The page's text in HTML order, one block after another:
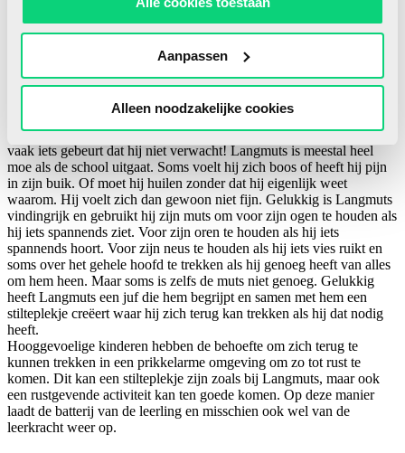
Aanpassen
Alleen noodzakelijke cookies
Langmuts op school
De Langmuts-reeks is geschreven voor alle kleine helden die hun
plek vinden in een woelige wereld. Langmuts vindt het leuk om op
om mooie werkjes te maken, om met zijn vriendjes te praten en te
spelen op het plein. Maar er zijn ook dingen die Langmuts niet zo
leuk vindt. Dat het zo warm is in de klas of juist heel koud. Dat er
altijd lawaai is. Dat de juf soms met een boze stem praat. En dat er
vaak iets gebeurt dat hij niet verwacht! Langmuts is meestal heel
moe als de school uitgaat. Soms voelt hij zich boos of heeft hij pijn
in zijn buik. Of moet hij huilen zonder dat hij eigenlijk weet
waarom. Hij voelt zich dan gewoon niet fijn. Gelukkig is Langmuts
vindingrijk en gebruikt hij zijn muts om voor zijn ogen te houden als
hij iets spannends ziet. Voor zijn oren te houden als hij iets
spannends hoort. Voor zijn neus te houden als hij iets vies ruikt en
soms over het gehele hoofd te trekken als hij genoeg heeft van alles
om hem heen. Maar soms is zelfs de muts niet genoeg. Gelukkig
heeft Langmuts een juf die hem begrijpt en samen met hem een
stilteplekje creëert waar hij zich terug kan trekken als hij dat nodig
heeft.
Hooggevoelige kinderen hebben de behoefte om zich terug te
kunnen trekken in een prikkelarme omgeving om zo tot rust te
komen. Dit kan een stilteplekje zijn zoals bij Langmuts, maar ook
een rustgevende activiteit kan ten goede komen. Op deze manier
laadt de batterij van de leerling en misschien ook wel van de
leerkracht weer op.